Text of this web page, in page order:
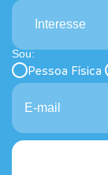
Interesse
Sou:
Pessoa Física